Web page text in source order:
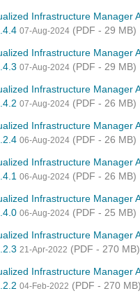
Infrastructure Manager
07-Aug-2024 (PDF - 29 MB)
Infrastructure Manager
07-Aug-2024 (PDF - 29 MB)
Infrastructure Manager
07-Aug-2024 (PDF - 26 MB)
Infrastructure Manager
06-Aug-2024 (PDF - 26 MB)
Infrastructure Manager
06-Aug-2024 (PDF - 26 MB)
Infrastructure Manager
06-Aug-2024 (PDF - 25 MB)
Infrastructure Manager
21-Apr-2022 (PDF - 270 MB)
Infrastructure Manager
04-Feb-2022 (PDF - 270 MB)